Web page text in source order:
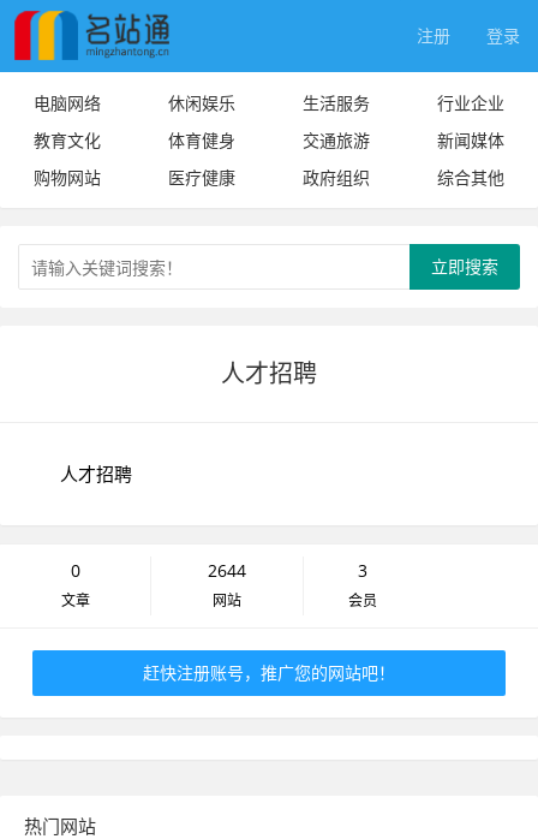
注册 登录
电脑网络 休闲娱乐 生活服务
行业企业
教育文化
体育健身 交通旅游
新闻媒体
购物网站
医疗健康 政府组织 综合其他
立即搜索
人才招聘
人才招聘
0
文章
2644
网站
3
会员
赶快注册账号，推广您的网站吧！
热门网站